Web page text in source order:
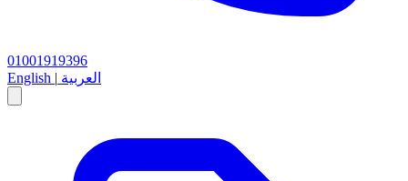
01001919396
English | العربية